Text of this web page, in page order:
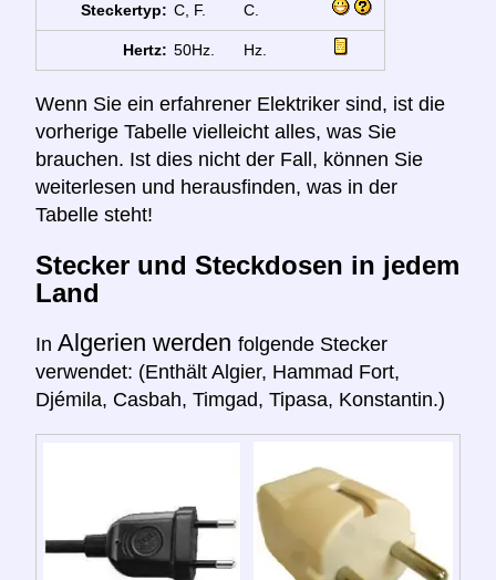
Steckertyp: C, F. C.
Hertz: 50Hz. Hz.
Wenn Sie ein erfahrener Elektriker sind, ist die
vorherige Tabelle vielleicht alles, was Sie
brauchen. Ist dies nicht der Fall, können Sie
weiterlesen und herausfinden, was in der
Tabelle steht!
Stecker und Steckdosen in jedem
Land
In Algerien werden folgende Stecker
verwendet: (Enthält Algier, Hammad Fort,
Djémila, Casbah, Timgad, Tipasa, Konstantin.)